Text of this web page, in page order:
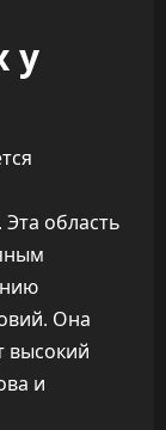
у
область
Она
высокий
и